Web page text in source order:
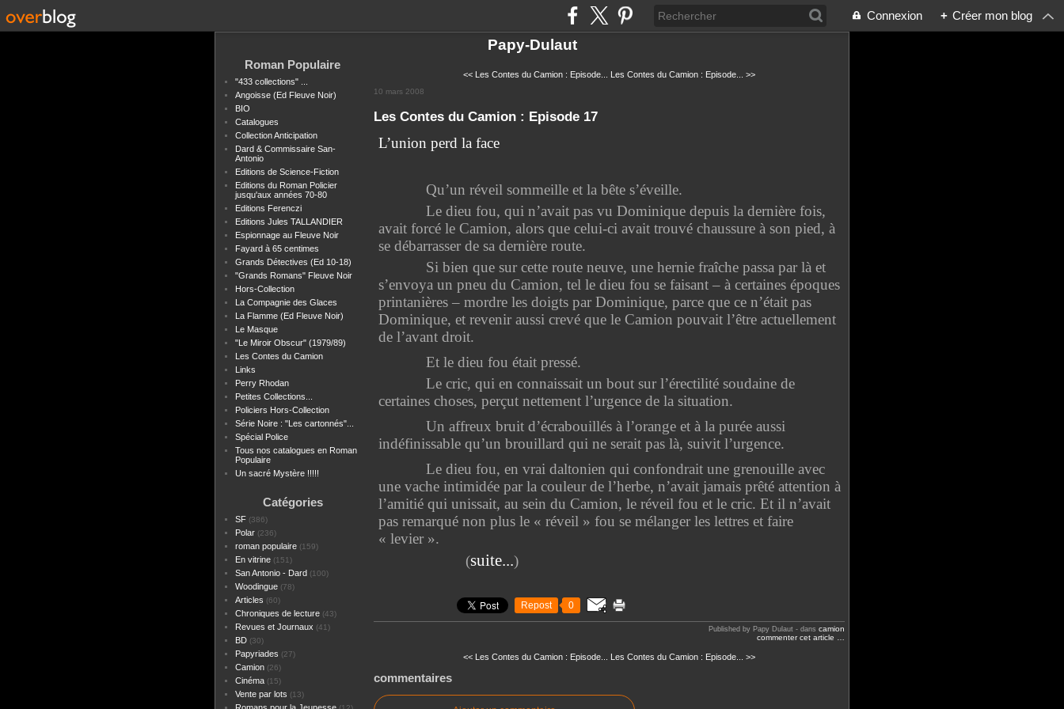
Connexion + Créer mon blog
Papy-Dulaut
Roman Populaire
"433 collections" ...
Angoisse (Ed Fleuve Noir)
BIO
Catalogues
Collection Anticipation
Dard & Commissaire San-
Antonio
Editions de Science-Fiction
Editions du Roman Policier
jusqu'aux années 70-80
Editions Ferenczi
Editions Jules TALLANDIER
Espionnage au Fleuve Noir
Fayard à 65 centimes
Grands Détectives (Ed 10-18)
"Grands Romans" Fleuve Noir
Hors-Collection
La Compagnie des Glaces
La Flamme (Ed Fleuve Noir)
Le Masque
"Le Miroir Obscur" (1979/89)
Les Contes du Camion
Links
Perry Rhodan
Petites Collections...
Policiers Hors-Collection
Série Noire : "Les cartonnés"...
Spécial Police
Tous nos catalogues en Roman
Populaire
Un sacré Mystère !!!!!
Catégories
SF (386)
Polar (236)
roman populaire (159)
En vitrine (151)
San Antonio - Dard (100)
Woodingue (78)
Articles (60)
Chroniques de lecture (43)
Revues et Journaux (41)
BD (30)
Papyriades (27)
Camion (26)
Cinéma (15)
Vente par lots (13)
<< Les Contes du Camion : Episode... Les Contes du Camion : Episode... >>
10 mars 2008
Les Contes du Camion : Episode 17
L’union perd la face
Qu’un réveil sommeille et la bête s’éveille.
Le dieu fou, qui n’avait pas vu Dominique depuis la dernière fois,
avait forcé le Camion, alors que celui-ci avait trouvé chaussure à son pied, à
se débarrasser de sa dernière route.
Si bien que sur cette route neuve, une hernie fraîche passa par là et
s’envoya un pneu du Camion, tel le dieu fou se faisant – à certaines époques
printanières – mordre les doigts par Dominique, parce que ce n’était pas
Dominique, et revenir aussi crevé que le Camion pouvait l’être actuellement
de l’avant droit.
Et le dieu fou était pressé.
Le cric, qui en connaissait un bout sur l’érectilité soudaine de
certaines choses, perçut nettement l’urgence de la situation.
Un affreux bruit d’écrabouillés à l’orange et à la purée aussi
indéfinissable qu’un brouillard qui ne serait pas là, suivit l’urgence.
Le dieu fou, en vrai daltonien qui confondrait une grenouille avec
une vache intimidée par la couleur de l’herbe, n’avait jamais prêté attention à
l’amitié qui unissait, au sein du Camion, le réveil fou et le cric. Et il n’avait
pas remarqué non plus le « réveil » fou se mélanger les lettres et faire
« levier ».
(suite...)
Repost 0
Published by Papy Dulaut - dans camion
commenter cet article
<< Les Contes du Camion : Episode... Les Contes du Camion : Episode... >>
commentaires